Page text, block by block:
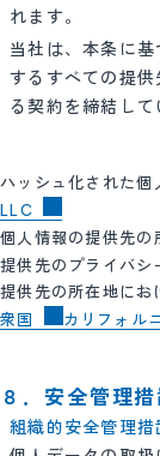
れます。
当社は、本条に
するすべての提
る契約を締結して
ハッシュ化された個
LLC
個人情報の提供先の
提供先のプライバシ
提供先の所在地にお
衆国
カリフォル
８．安全管理措
組織的安全管理措